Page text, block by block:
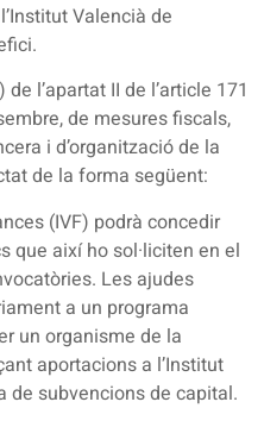
Valencià de
l’apartat II de l’article 171
de mesures fiscals,
i d’organització de la
de la forma següent:
(IVF) podrà concedir
que així ho sol·liciten en el
Les ajudes
a un programa
un organisme de la
aportacions a l’Institut
de subvencions de capital.